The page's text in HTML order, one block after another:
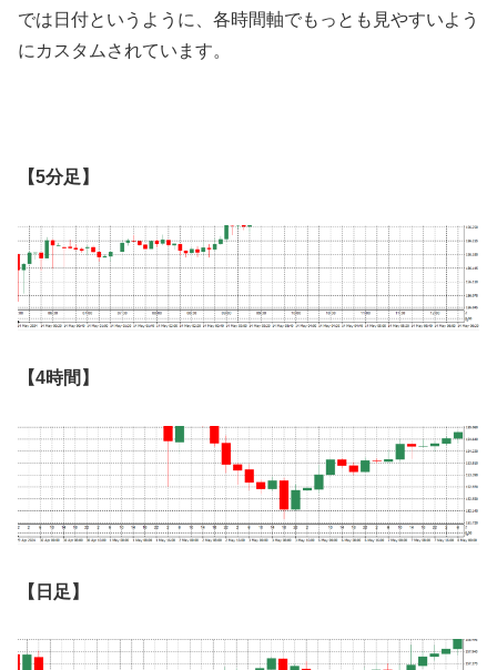
では日付というように、各時間軸でもっとも見やすいよう
にカスタムされています。
【5分足】
【4時間】
【日足】